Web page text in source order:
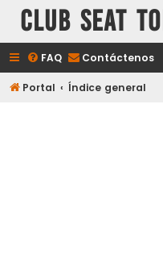
Club Seat
FAQ Contáctenos
Portal Índice general